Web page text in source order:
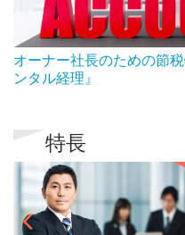
オーナー社長のための節
ンタル経理』
特長